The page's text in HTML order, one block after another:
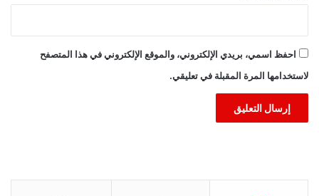
احفظ اسمي، بريدي الإلكتروني، والموقع الإلكتروني في هذا المتصفح
لاستخدامها المرة المقبلة في تعليقي.